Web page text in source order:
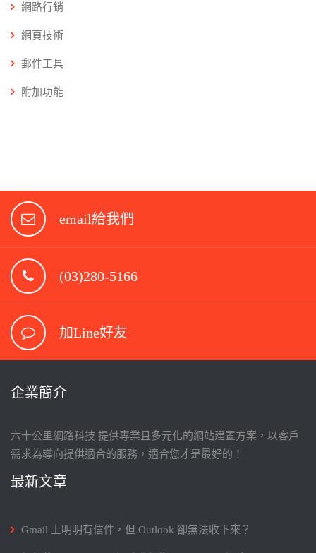
網路行銷
網頁技術
郵件工具
附加功能
email給我們
(03)280-5166
加Line好友
企業簡介
六十公里網路科技 提供專業且多元化的網站建置方案，以客戶
需求為導向提供適合的服務，適合您才是最好的！
最新文章
Gmail 上明明有信件，但 Outlook 卻無法收下來？